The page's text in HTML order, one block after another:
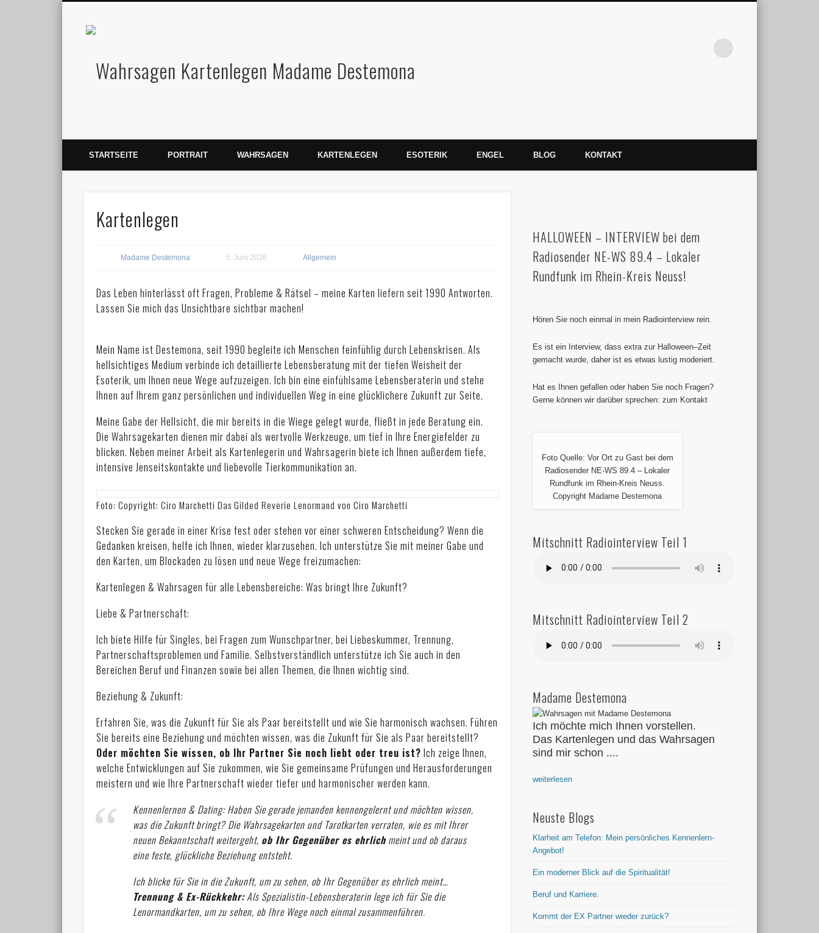
Wahrsagen Kartenlegen Madame Destemona
STARTSEITE PORTRAIT WAHRSAGEN KARTENLEGEN ESOTERIK ENGEL BLOG KONTAKT
Kartenlegen
Madame Destemona 5. Juni 2026 Allgemein
Das Leben hinterlässt oft Fragen, Probleme & Rätsel – meine Karten liefern seit 1990 Antworten.
Lassen Sie mich das Unsichtbare sichtbar machen!
Mein Name ist Destemona, seit 1990 begleite ich Menschen feinfühlig durch Lebenskrisen. Als
hellsichtiges Medium verbinde ich detaillierte Lebensberatung mit der tiefen Weisheit der
Esoterik, um Ihnen neue Wege aufzuzeigen. Ich bin eine einfühlsame Lebensberaterin und stehe
Ihnen auf Ihrem ganz persönlichen und individuellen Weg in eine glücklichere Zukunft zur Seite.
Meine Gabe der Hellsicht, die mir bereits in die Wiege gelegt wurde, fließt in jede Beratung ein.
Die Wahrsagekarten dienen mir dabei als wertvolle Werkzeuge, um tief in Ihre Energiefelder zu
blicken. Neben meiner Arbeit als Kartenlegerin und Wahrsagerin biete ich Ihnen außerdem tiefe,
intensive Jenseitskontakte und liebevolle Tierkommunikation an.
Foto: Copyright: Ciro Marchetti Das Gilded Reverie Lenormand von Ciro Marchetti
Stecken Sie gerade in einer Krise fest oder stehen vor einer schweren Entscheidung? Wenn die
Gedanken kreisen, helfe ich Ihnen, wieder klarzusehen. Ich unterstütze Sie mit meiner Gabe und
den Karten, um Blockaden zu lösen und neue Wege freizumachen:
Kartenlegen & Wahrsagen für alle Lebensbereiche: Was bringt Ihre Zukunft?
Liebe & Partnerschaft:
Ich biete Hilfe für Singles, bei Fragen zum Wunschpartner, bei Liebeskummer, Trennung,
Partnerschaftsproblemen und Familie. Selbstverständlich unterstütze ich Sie auch in den
Bereichen Beruf und Finanzen sowie bei allen Themen, die Ihnen wichtig sind.
Beziehung & Zukunft:
Erfahren Sie, was die Zukunft für Sie als Paar bereitstellt und wie Sie harmonisch wachsen. Führen
Sie bereits eine Beziehung und möchten wissen, was die Zukunft für Sie als Paar bereitstellt?
Oder möchten Sie wissen, ob Ihr Partner Sie noch liebt oder treu ist? Ich zeige Ihnen,
welche Entwicklungen auf Sie zukommen, wie Sie gemeinsame Prüfungen und Herausforderungen
meistern und wie Ihre Partnerschaft wieder tiefer und harmonischer werden kann.
Kennenlernen & Dating: Haben Sie gerade jemanden kennengelernt und möchten wissen,
was die Zukunft bringt? Die Wahrsagekarten und Tarotkarten verraten, wie es mit Ihrer
neuen Bekanntschaft weitergeht, ob Ihr Gegenüber es ehrlich meint und ob daraus
eine feste, glückliche Beziehung entsteht.
Ich blicke für Sie in die Zukunft, um zu sehen, ob Ihr Gegenüber es ehrlich meint…
Trennung & Ex-Rückkehr:Als Spezialistin-Lebensberaterin lege ich für Sie die
Lenormandkarten, um zu sehen, ob Ihre Wege noch einmal zusammenführen.
HALLOWEEN – INTERVIEW bei dem
Radiosender NE-WS 89.4 – Lokaler
Rundfunk im Rhein-Kreis Neuss!
Hören Sie noch einmal in mein Radiointerview rein.
Es ist ein Interview, dass extra zur Halloween–Zeit
gemacht wurde, daher ist es etwas lustig moderiert.
Hat es Ihnen gefallen oder haben Sie noch Fragen?
Gerne können wir darüber sprechen: zum Kontakt
Foto Quelle: Vor Ort zu Gast bei dem
Radiosender NE-WS 89.4 – Lokaler
Rundfunk im Rhein-Kreis Neuss.
Copyright Madame Destemona
Mitschnitt Radiointerview Teil 1
Mitschnitt Radiointerview Teil 2
Madame Destemona
Ich möchte mich Ihnen vorstellen.
Das Kartenlegen und das Wahrsagen
sind mir schon ....
weiterlesen
Neuste Blogs
Klarheit am Telefon: Mein persönliches Kennenlern-
Angebot!
Ein moderner Blick auf die Spiritualität!
Beruf und Karriere.
Kommt der EX Partner wieder zurück?